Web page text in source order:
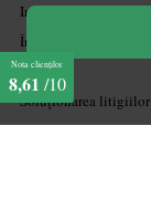
Informatii legale
Întrebări frecvente
ANPC
Soluționarea litigiilor
Nota clienților
8,61 /10